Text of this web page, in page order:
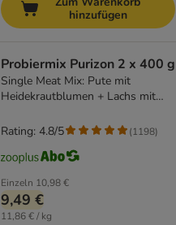
hinzufügen
Probiermix Purizon 2 x 400 g
Single Meat Mix: Pute mit
Heidekrautblumen + Lachs mit
Einzeln 10,98 €
9,49 €
11,86 € / kg
Rating: 4.8/5 (1198)